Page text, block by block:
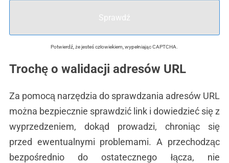
Sprawdź
Potwierdź, że jesteś człowiekiem, wypełniając CAPTCHA.
Trochę o walidacji adresów URL
Za pomocą narzędzia do sprawdzania adresów URL
można bezpiecznie sprawdzić link i dowiedzieć się z
wyprzedzeniem, dokąd prowadzi, chroniąc się
przed ewentualnymi problemami. A przechodząc
bezpośrednio do ostatecznego łącza, nie